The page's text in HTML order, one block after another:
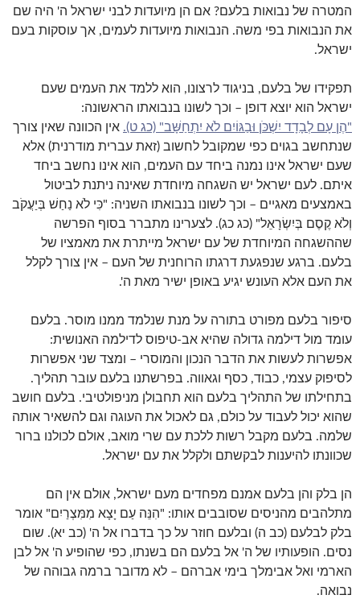
המטרה של נבואות בלעם? אם הן מיועדות לבני ישראל ה' היה שם
את הנבואות בפי משה. הנבואות מיועדות לעמים, אך עוסקות בעם
ישראל.
תפקידו של בלעם, בניגוד לרצונו, הוא ללמד את העמים שעם
ישראל הוא יוצא דופן – וכך לשונו בנבואתו הראשונה:
"הֶן עָם לְבָדָד יִשְׁכֹּן וּבַגּוֹיִם לֹא יִתְחַשָּׁב" (כג ט). אין הכוונה שאין צורך
שנתחשב בגוים כפי שמקובל לחשוב (זאת עברית מודרנית) אלא
שעם ישראל אינו נמנה ביחד עם העמים, הוא אינו נחשב ביחד
איתם. לעם ישראל יש השגחה מיוחדת שאינה ניתנת לביטול
באמצעים מאגיים – וכך לשונו בנבואתו השניה: "כִּי לֹא נַחַשׁ בְּיַעֲקֹב
וְלֹא קֶסֶם בְּיִשְׂרָאֵל" (כג כג). לצערינו מתברר בסוף הפרשה
שההשגחה המיוחדת של עם ישראל מייתרת את מאמציו של
בלעם. ברגע שנפגעת דרגתו הרוחנית של העם – אין צורך לקלל
את העם אלא העונש יגיע באופן ישיר מאת ה'.
סיפור בלעם מפורט בתורה על מנת שנלמד ממנו מוסר. בלעם
עומד מול דילמה גדולה שהיא אב-טיפוס לדילמה האנושית:
אפשרות לעשות את הדבר הנכון והמוסרי – ומצד שני אפשרות
לסיפוק עצמי, כבוד, כסף וגאווה. בפרשתנו בלעם עובר תהליך.
בתחילתו של התהליך בלעם הוא תחבולן מניפולטיבי. בלעם חושב
שהוא יכול לעבוד על כולם, גם לאכול את העוגה וגם להשאיר אותה
שלמה. בלעם מקבל רשות ללכת עם שרי מואב, אולם לכולנו ברור
שכוונתו להיענות לבקשתם ולקלל את עם ישראל.
הן בלק והן בלעם אמנם מפחדים מעם ישראל, אולם אין הם
מתלהבים מהניסים שסובבים אותו: "הִנֵּה עַם יָצָא מִמִּצְרַיִם" אומר
בלק לבלעם (כב ה) ובלעם חוזר על כך בדברו אל ה' (כב יא). שום
נסים. הופעותיו של ה' אל בלעם הם בשנתו, כפי שהופיע ה' אל לבן
הארמי ואל אבימלך בימי אברהם – לא מדובר ברמה גבוהה של
נבואה.